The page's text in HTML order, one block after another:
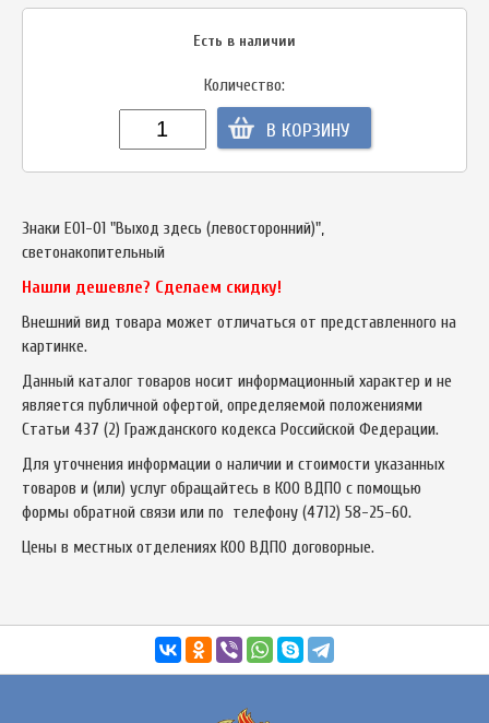
Есть в наличии
Количество:
В КОРЗИНУ
Знаки Е01-01 "Выход здесь (левосторонний)",
светонакопительный
Нашли дешевле? Сделаем скидку!
Внешний вид товара может отличаться от представленного на
картинке.
Данный каталог товаров носит информационный характер и не
является публичной офертой, определяемой положениями
Статьи 437 (2) Гражданского кодекса Российской Федерации.
Для уточнения информации о наличии и стоимости указанных
товаров и (или) услуг обращайтесь в КОО ВДПО с помощью
формы обратной связи или по телефону (4712) 58-25-60.
Цены в местных отделениях КОО ВДПО договорные.